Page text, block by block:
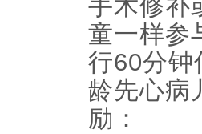
手术修补
童一样参
行60分钟
龄先心病
励：